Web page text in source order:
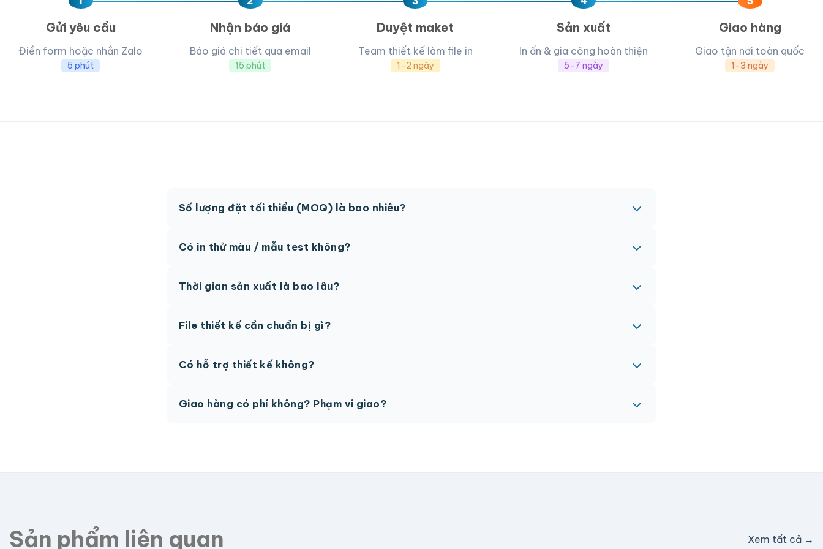
Gửi yêu cầu
Điền form hoặc nhắn Zalo
5 phút
Nhận báo giá
Báo giá chi tiết qua email
15 phút
Duyệt maket
Team thiết kế làm file in
1-2 ngày
Sản xuất
In ấn & gia công hoàn thiện
5-7 ngày
Giao hàng
Giao tận nơi toàn quốc
1-3 ngày
Số lượng đặt tối thiểu (MOQ) là bao nhiêu?
Có in thử màu / mẫu test không?
thức.
Thời gian sản xuất là bao lâu?
hệ để được tư vấn.
File thiết kế cần chuẩn bị gì?
phí.
Có hỗ trợ thiết kế không?
Giao hàng có phí không? Phạm vi giao?
Sản phẩm liên quan Xem tất cả →